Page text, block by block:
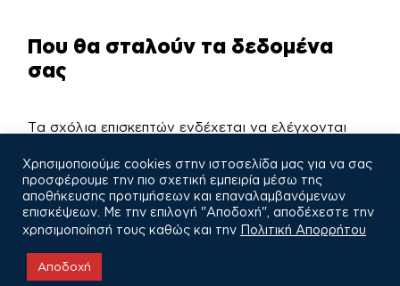
Που θα σταλούν τα δεδομένα
σας
Τα σχόλια επισκεπτών ενδέχεται να ελέγχονται
ανεπιθύμητης αλληλογραφίας.
Χρησιμοποιούμε cookies στην ιστοσελίδα μας για να σας
προσφέρουμε την πιο σχετική εμπειρία μέσω της
αποθήκευσης προτιμήσεων και επαναλαμβανόμενων
επισκέψεων. Με την επιλογή "Αποδοχή", αποδέχεστε την
χρησιμοποίησή τους καθώς και την Πολιτική Απορρήτου
Αποδοχή